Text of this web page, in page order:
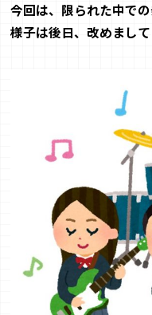
今回は、限られた中で
様子は後日、改めまし